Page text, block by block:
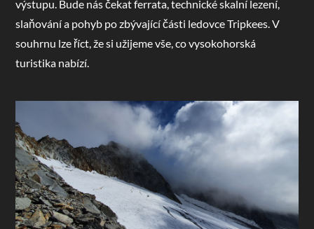
výstupu. Bude nás čekat ferrata, technické skalní lezení,
slaňování a pohyb po zbývající části ledovce Tripkees. V
souhrnu lze říct, že si užijeme vše, co vysokohorská
turistika nabízí.